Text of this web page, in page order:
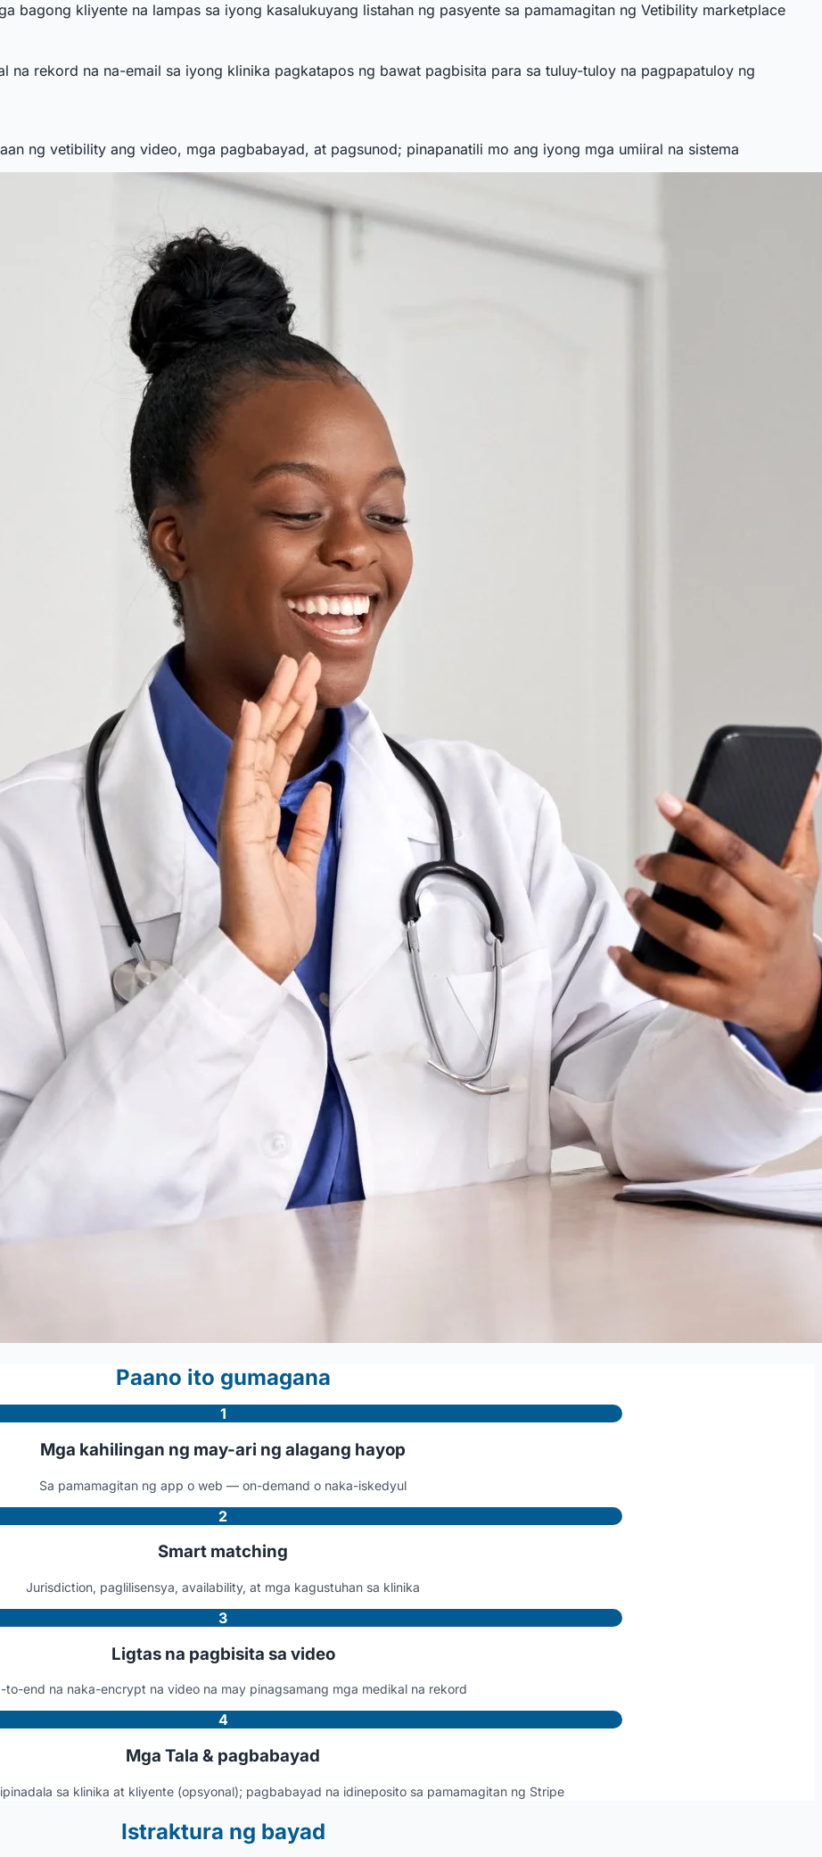
bagong kliyente na lampas sa iyong kasalukuyang listahan ng pasyente sa pamamagitan ng Vetibility marketplace
na rekord na na-email sa iyong klinika pagkatapos ng bawat pagbisita para sa tuluy-tuloy na pagpapatuloy ng
ng vetibility ang video, mga pagbabayad, at pagsunod; pinapanatili mo ang iyong mga umiiral na sistema
Paano ito gumagana
1
Mga kahilingan ng may-ari ng alagang hayop
Sa pamamagitan ng app o web — on-demand o naka-iskedyul
2
Smart matching
Jurisdiction, paglilisensya, availability, at mga kagustuhan sa klinika
3
Ligtas na pagbisita sa video
to-end na naka-encrypt na video na may pinagsamang mga medikal na rekord
4
Mga Tala & pagbabayad
sa klinika at kliyente (opsyonal); pagbabayad na idineposito sa pamamagitan ng Stripe
Istraktura ng bayad